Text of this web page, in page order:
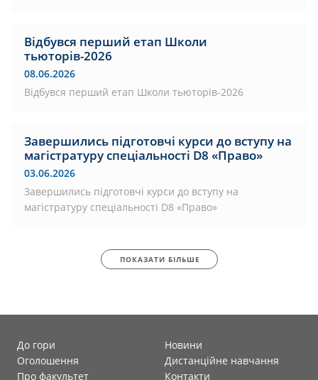
Відбувся перший етап Школи
тьюторів-2026
08.06.2026
Відбувся перший етап Школи тьюторів-2026
Завершились підготовчі курси до вступу на
магістратуру спеціальності D8 «Право»
03.06.2026
Завершились підготовчі курси до вступу на
магістратуру спеціальності D8 «Право»
ПОКАЗАТИ БІЛЬШЕ
До гори
Новини
Оголошення
Дистанційне навчання
Про факультет
Контакти